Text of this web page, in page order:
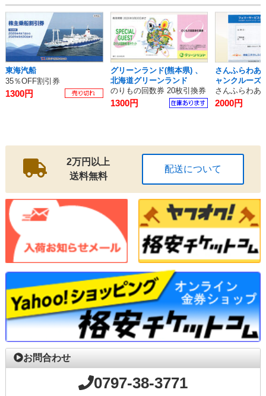
東海汽船
35％OFF割引券
1300円
グリーンランド(熊本県) 、
北海道グリーンランド
のりもの回数券 20枚引換券
1300円
さんふらわあ
ャンクルーズ
さんふらわあ
2000円
2万円以上
送料無料
配送について
お問合わせ
0797-38-3771